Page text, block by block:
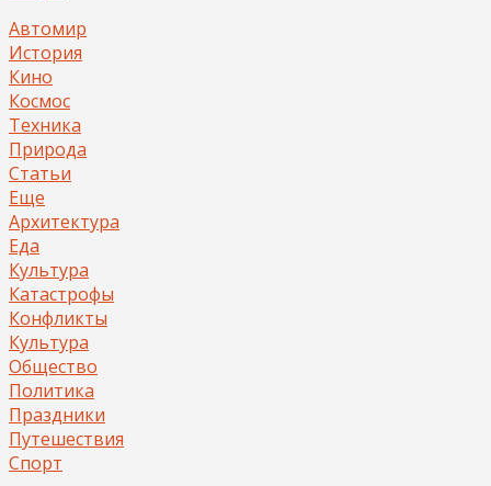
Автомир
История
Кино
Космос
Техника
Природа
Статьи
Еще
Архитектура
Еда
Культура
Катастрофы
Конфликты
Культура
Общество
Политика
Праздники
Путешествия
Спорт